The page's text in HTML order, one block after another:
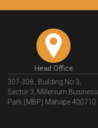
Head Office
307-308 , Building No 3,
Sector 3, Millenium Business
Park (MBP) Mahape 400710